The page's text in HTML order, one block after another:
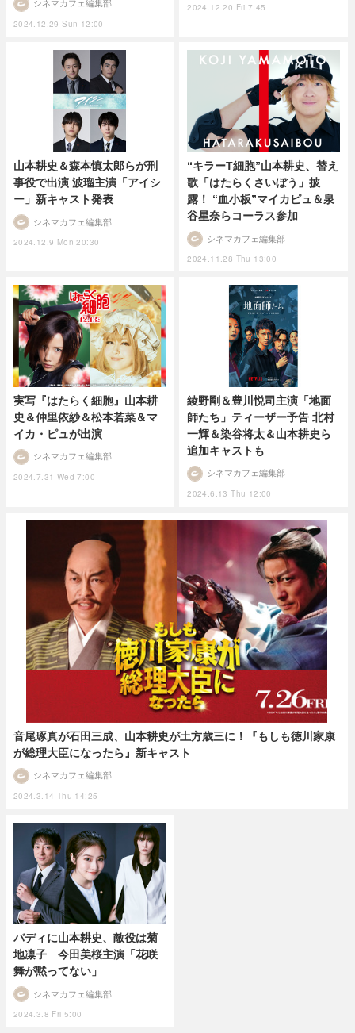
2024.12.29 Sun 12:00
シネマカフェ編集部 2024.12.20 Fri 7:45
山本耕史＆森本慎太郎らが刑
事役で出演 波瑠主演「アイシ
ー」新キャスト発表
2024.12.9 Mon 20:30
シネマカフェ編集部
“キラーT細胞”山本耕史、替え
歌「はたらくさいぼう」披
露！ “血小板”マイカピュ＆泉
谷星奈らコーラス参加
2024.11.28 Thu 13:00
シネマカフェ編集部
実写『はたらく細胞』山本耕
史＆仲里依紗＆松本若菜＆マ
イカ・ピュが出演
2024.7.31 Wed 7:00
シネマカフェ編集部
綾野剛＆豊川悦司主演「地面
師たち」ティーザー予告 北村
一輝＆染谷将太＆山本耕史ら
追加キャストも
2024.6.13 Thu 12:00
シネマカフェ編集部
音尾琢真が石田三成、山本耕史が土方歳三に！『もしも徳川家康
が総理大臣になったら』新キャスト
2024.3.14 Thu 14:25
シネマカフェ編集部
バディに山本耕史、敵役は菊
地凛子 今田美桜主演「花咲
舞が黙ってない」
2024.3.8 Fri 5:00
シネマカフェ編集部